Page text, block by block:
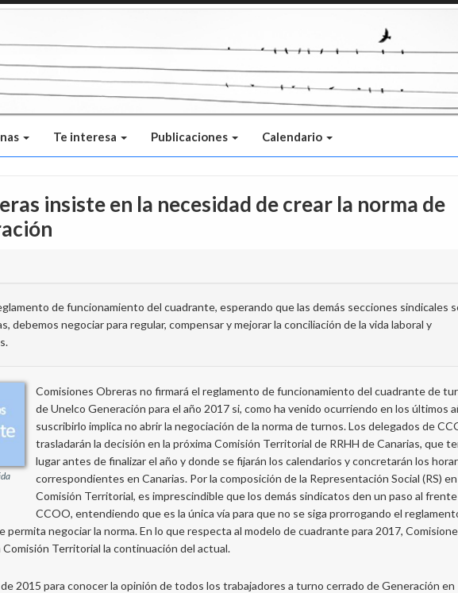
Te interesa Publicaciones Calendario
insiste en la necesidad de crear la norma de
de funcionamiento del cuadrante, esperando que las demás secciones sindicales
debemos negociar para regular, compensar y mejorar la conciliación de la vida laboral y
Comisiones Obreras no firmará el reglamento de funcionamiento del cuadrante de
de Unelco Generación para el año 2017 si, como ha venido ocurriendo en los últimos
suscribirlo implica no abrir la negociación de la norma de turnos. Los delegados de
trasladarán la decisión en la próxima Comisión Territorial de RRHH de Canarias, que
lugar antes de finalizar el año y donde se fijarán los calendarios y concretarán los
correspondientes en Canarias. Por la composición de la Representación Social (RS) en
Comisión Territorial, es imprescindible que los demás sindicatos den un paso al
CCOO, entendiendo que es la única vía para que no se siga prorrogando el
permita negociar la norma. En lo que respecta al modelo de cuadrante para 2017,
Territorial la continuación del actual.
2015 para conocer la opinión de todos los trabajadores a turno cerrado de Generación en